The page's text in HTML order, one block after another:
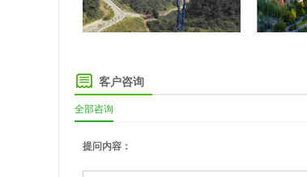
客户咨询
全部咨询
提问内容：